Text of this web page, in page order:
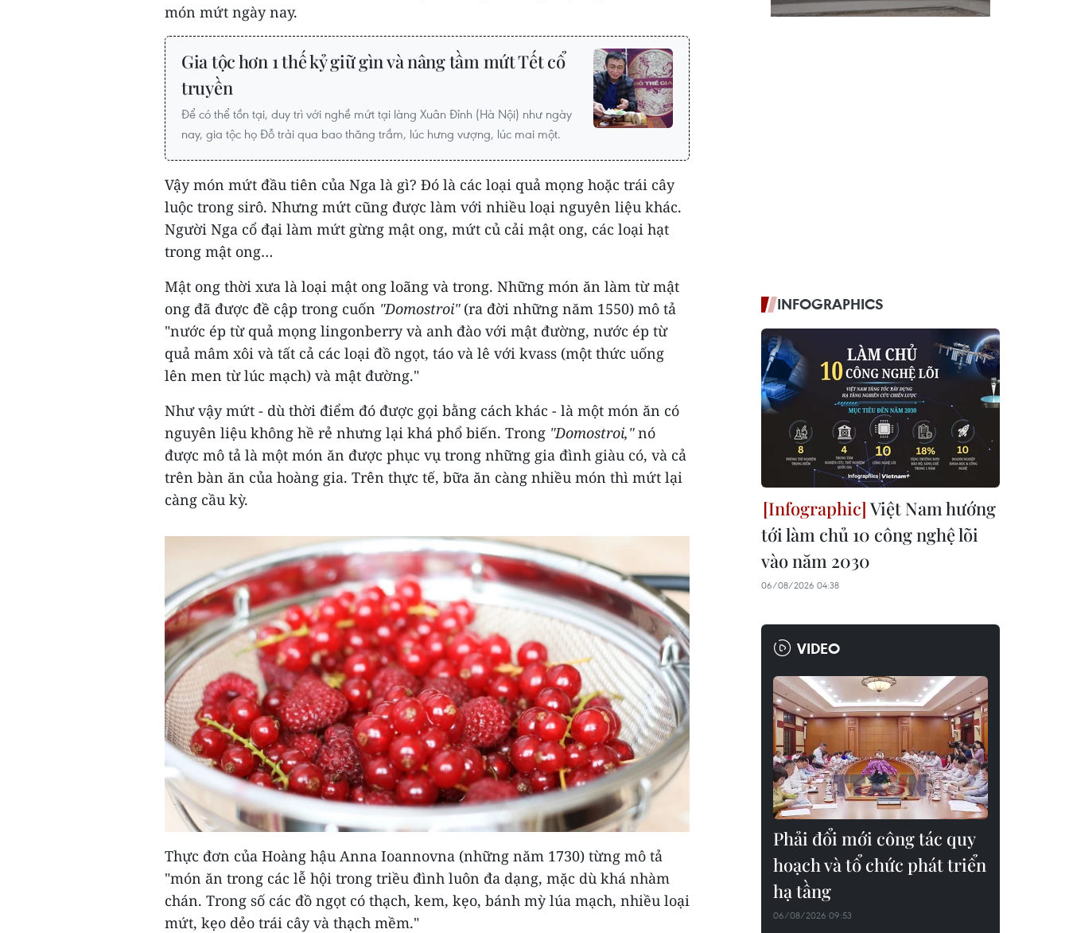
món mứt ngày nay.
Gia tộc hơn 1 thế kỷ giữ gìn và nâng tầm mứt Tết cổ
truyền
Để có thể tồn tại, duy trì với nghề mứt tại làng Xuân Đỉnh (Hà Nội) như ngày
nay, gia tộc họ Đỗ trải qua bao thăng trầm, lúc hưng vượng, lúc mai một.
Vậy món mứt đầu tiên của Nga là gì? Đó là các loại quả mọng hoặc trái cây
luộc trong sirô. Nhưng mứt cũng được làm với nhiều loại nguyên liệu khác.
Người Nga cổ đại làm mứt gừng mật ong, mứt củ cải mật ong, các loại hạt
trong mật ong…
Mật ong thời xưa là loại mật ong loãng và trong. Những món ăn làm từ mật
ong đã được đề cập trong cuốn "Domostroi"(ra đời những năm 1550) mô tả
"nước ép từ quả mọng lingonberry và anh đào với mật đường, nước ép từ
quả mâm xôi và tất cả các loại đồ ngọt, táo và lê với kvass (một thức uống
lên men từ lúc mạch) và mật đường."
Như vậy mứt - dù thời điểm đó được gọi bằng cách khác - là một món ăn có
nguyên liệu không hề rẻ nhưng lại khá phổ biến. Trong "Domostroi,"nó
được mô tả là một món ăn được phục vụ trong những gia đình giàu có, và cả
trên bàn ăn của hoàng gia. Trên thực tế, bữa ăn càng nhiều món thì mứt lại
càng cầu kỳ.
Thực đơn của Hoàng hậu Anna Ioannovna (những năm 1730) từng mô tả
"món ăn trong các lễ hội trong triều đình luôn đa dạng, mặc dù khá nhàm
chán. Trong số các đồ ngọt có thạch, kem, kẹo, bánh mỳ lúa mạch, nhiều loại
mứt, kẹo dẻo trái cây và thạch mềm."
INFOGRAPHICS
Việt Nam hướng
tới làm chủ 10 công nghệ lõi
vào năm 2030
06/08/2026 04:38
VIDEO
Phải đổi mới công tác quy
hoạch và tổ chức phát triển
hạ tầng
06/08/2026 09:53